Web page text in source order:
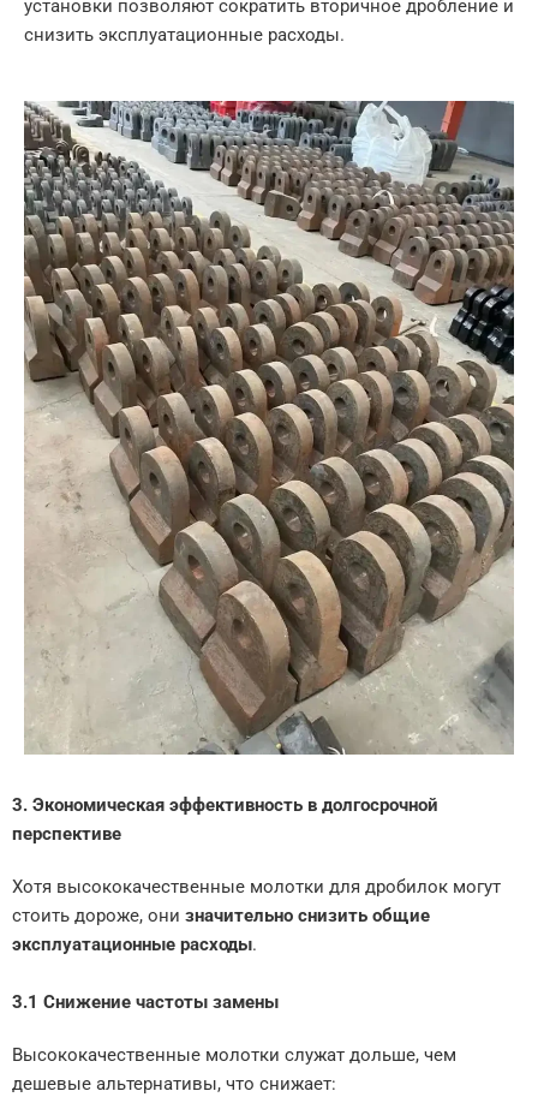
установки позволяют сократить вторичное дробление и
снизить эксплуатационные расходы.
3. Экономическая эффективность в долгосрочной
перспективе
Хотя высококачественные молотки для дробилок могут
стоить дороже, они значительно снизить общие
эксплуатационные расходы.
3.1 Снижение частоты замены
Высококачественные молотки служат дольше, чем
дешевые альтернативы, что снижает: